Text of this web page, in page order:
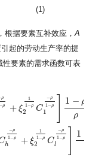
(1)
根据要素互补效应，A
起的劳动生产率的提
性要素的需求函数可表
ρ
−ρ + ξ
1
1 −ρ
2 C
−ρ
1 −ρ
1
1 − ρ
ρ
−ρ
1 −ρ
h + ξ
1
1 −ρ
2 C
−ρ
1 −ρ
l
1
−ρ q(